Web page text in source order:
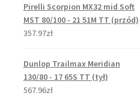
Pirelli Scorpion MX32 mid Soft
MST 80/100 - 21 51M TT (przód)
357.97zł
Dunlop Trailmax Meridian
130/80 - 17 65S TT (tył)
567.96zł